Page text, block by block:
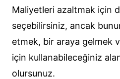
Maliyetleri azaltmak için
seçebilirsiniz, ancak
etmek, bir araya gelmek
için kullanabileceğiniz
olursunuz.